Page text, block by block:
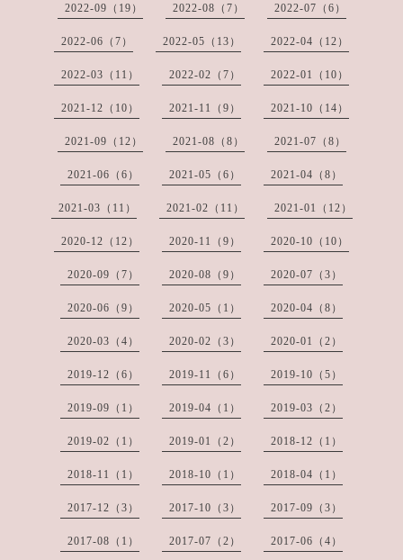
2022-09（19） 2022-08（7） 2022-07（6）
2022-06（7） 2022-05（13） 2022-04（12）
2022-03（11） 2022-02（7） 2022-01（10）
2021-12（10） 2021-11（9） 2021-10（14）
2021-09（12） 2021-08（8） 2021-07（8）
2021-06（6） 2021-05（6） 2021-04（8）
2021-03（11） 2021-02（11） 2021-01（12）
2020-12（12） 2020-11（9） 2020-10（10）
2020-09（7） 2020-08（9） 2020-07（3）
2020-06（9） 2020-05（1） 2020-04（8）
2020-03（4） 2020-02（3） 2020-01（2）
2019-12（6） 2019-11（6） 2019-10（5）
2019-09（1） 2019-04（1） 2019-03（2）
2019-02（1） 2019-01（2） 2018-12（1）
2018-11（1） 2018-10（1） 2018-04（1）
2017-12（3） 2017-10（3） 2017-09（3）
2017-08（1） 2017-07（2） 2017-06（4）